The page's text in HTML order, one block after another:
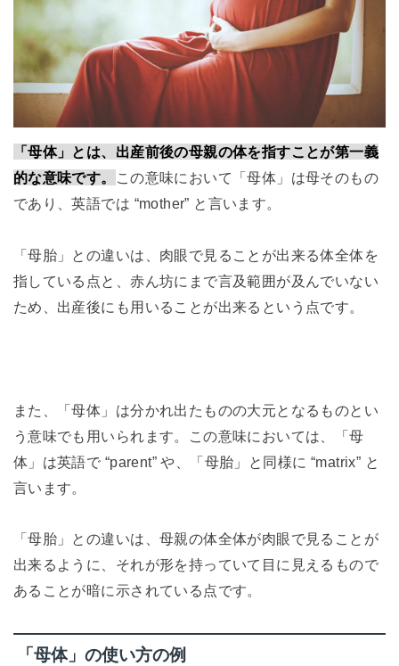
「母体」とは、出産前後の母親の体を指すことが第一義
的な意味です。
この意味において「母体」は母そのもの
であり、英語では “mother” と言います。
「母胎」との違いは、肉眼で見ることが出来る体全体を
指している点と、赤ん坊にまで言及範囲が及んでいない
ため、出産後にも用いることが出来るという点です。
また、「母体」は分かれ出たものの大元となるものとい
う意味でも用いられます。この意味においては、「母
体」は英語で “parent” や、「母胎」と同様に “matrix” と
言います。
「母胎」との違いは、母親の体全体が肉眼で見ることが
出来るように、それが形を持っていて目に見えるもので
あることが暗に示されている点です。
「母体」の使い方の例